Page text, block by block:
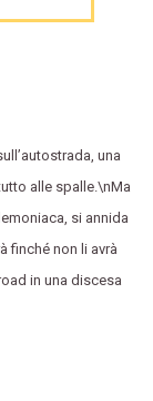
una
alle spalle.\nMa
si annida
finché non li avrà
in una discesa